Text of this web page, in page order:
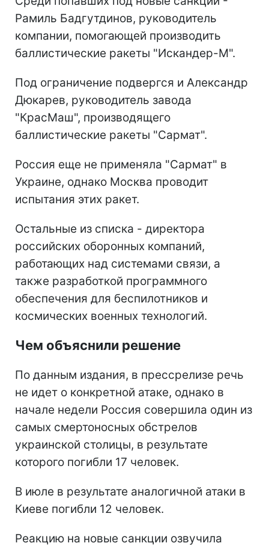
Рамиль Бадгутдинов, руководитель
компании, помогающей производить
баллистические ракеты "Искандер-М".
Под ограничение подвергся и Александр
Дюкарев, руководитель завода
"КрасМаш", производящего
баллистические ракеты "Сармат".
Россия еще не применяла "Сармат" в
Украине, однако Москва проводит
испытания этих ракет.
Остальные из списка - директора
российских оборонных компаний,
работающих над системами связи, а
также разработкой программного
обеспечения для беспилотников и
космических военных технологий.
Чем объяснили решение
По данным издания, в прессрелизе речь
не идет о конкретной атаке, однако в
начале недели Россия совершила один из
самых смертоносных обстрелов
украинской столицы, в результате
которого погибли 17 человек.
В июле в результате аналогичной атаки в
Киеве погибли 12 человек.
Реакцию на новые санкции озвучила